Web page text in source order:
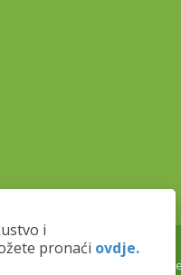
i
pronaći ovdje.
authorize or endorse